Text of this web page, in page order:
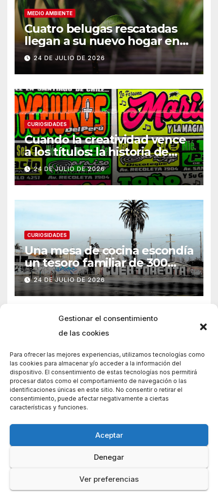
Gestionar el consentimiento
de las cookies
Para ofrecer las mejores experiencias, utilizamos tecnologías como
las cookies para almacenar y/o acceder a la información del
dispositivo. El consentimiento de estas tecnologías nos permitirá
procesar datos como el comportamiento de navegación o las
identificaciones únicas en este sitio. No consentir o retirar el
consentimiento, puede afectar negativamente a ciertas
características y funciones.
Aceptar
Denegar
Ver preferencias
MEDIO AMBIENTE
Cuatro belugas rescatadas
llegan a su nuevo hogar en
Chicago
24 DE JULIO DE 2026
CURIOSIDADES
Cuando la creatividad vence
a los títulos: la historia de
Armani
24 DE JULIO DE 2026
CURIOSIDADES
Una mesa de cocina escondía
un tesoro familiar de 300
años
24 DE JULIO DE 2026
Funciona gracias a WordPress|